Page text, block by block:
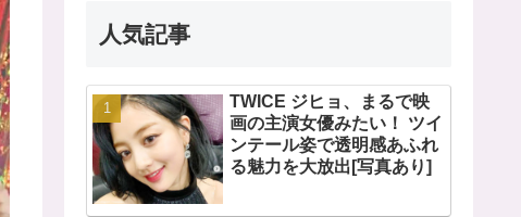
人気記事
TWICE ジヒョ、まるで映
画の主演女優みたい！ ツイ
ンテール姿で透明感あふれ
る魅力を大放出[写真あり]